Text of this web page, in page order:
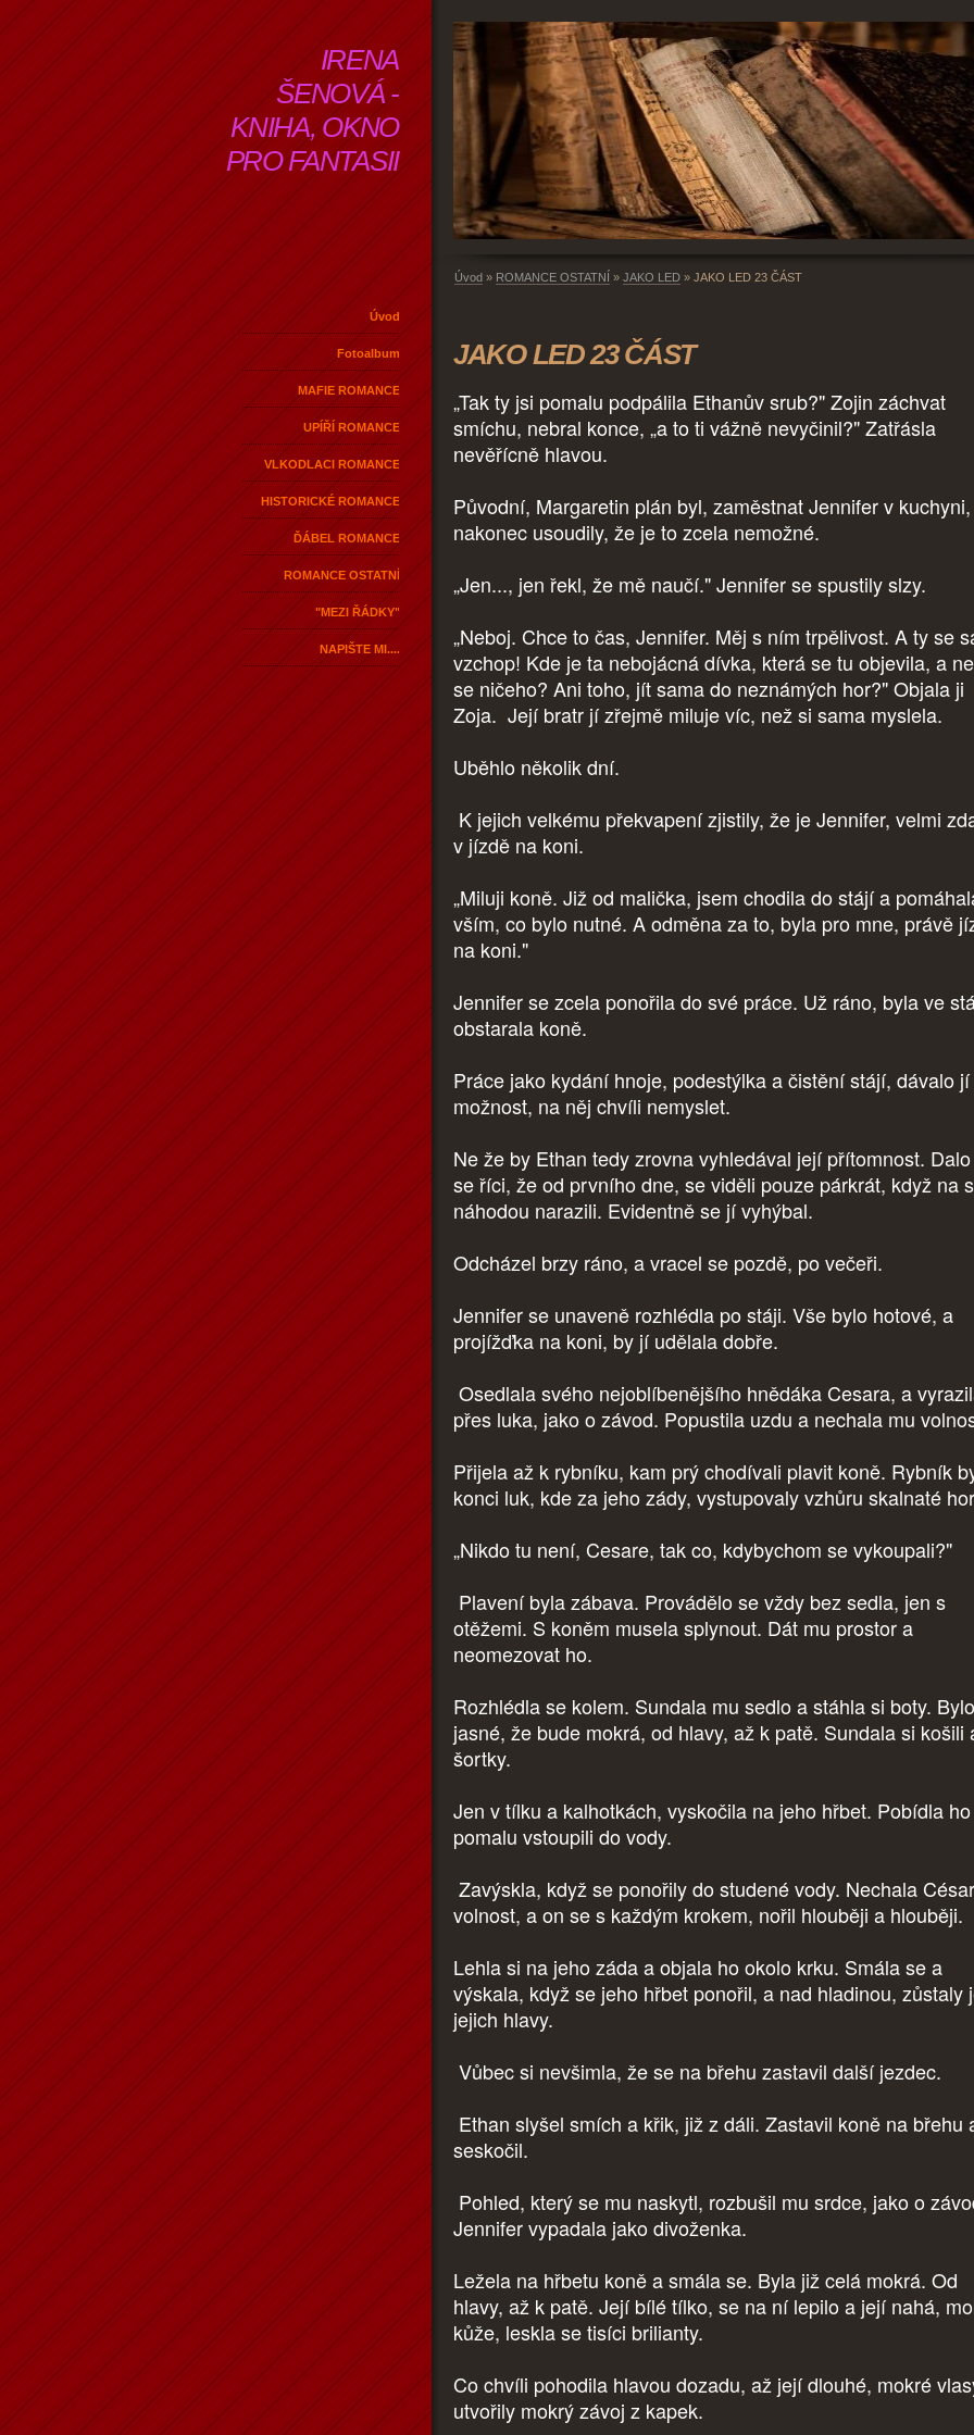
IRENA
ŠENOVÁ -
KNIHA, OKNO
PRO FANTASII
Úvod
Fotoalbum
MAFIE ROMANCE
UPÍŘÍ ROMANCE
VLKODLACI ROMANCE
HISTORICKÉ ROMANCE
ĎÁBEL ROMANCE
ROMANCE OSTATNÍ
"MEZI ŘÁDKY"
NAPIŠTE MI....
Úvod » ROMANCE OSTATNÍ » JAKO LED » JAKO LED 23 ČÁST
JAKO LED 23 ČÁST
„Tak ty jsi pomalu podpálila Ethanův srub?" Zojin záchvat
smíchu, nebral konce, „a to ti vážně nevyčinil?" Zatřásla
nevěřícně hlavou.
Původní, Margaretin plán byl, zaměstnat Jennifer v
nakonec usoudily, že je to zcela nemožné.
„Jen..., jen řekl, že mě naučí." Jennifer se spustily slzy.
„Neboj. Chce to čas, Jennifer. Měj s ním trpělivost. A ty se
vzchop! Kde je ta nebojácná dívka, která se tu objevila, a
se ničeho? Ani toho, jít sama do neznámých hor?" Objala ji
Zoja. Její bratr jí zřejmě miluje víc, než si sama myslela.
Uběhlo několik dní.
K jejich velkému překvapení zjistily, že je Jennifer, velmi
v jízdě na koni.
„Miluji koně. Již od malička, jsem chodila do stájí a
vším, co bylo nutné. A odměna za to, byla pro mne, právě
na koni."
Jennifer se zcela ponořila do své práce. Už ráno, byla ve
obstarala koně.
Práce jako kydání hnoje, podestýlka a čistění stájí, dávalo jí
možnost, na něj chvíli nemyslet.
Ne že by Ethan tedy zrovna vyhledával její přítomnost.
se říci, že od prvního dne, se viděli pouze párkrát, když na
náhodou narazili. Evidentně se jí vyhýbal.
Odcházel brzy ráno, a vracel se pozdě, po večeři.
Jennifer se unaveně rozhlédla po stáji. Vše bylo hotové, a
projížďka na koni, by jí udělala dobře.
Osedlala svého nejoblíbenějšího hnědáka Cesara, a
přes luka, jako o závod. Popustila uzdu a nechala mu
Přijela až k rybníku, kam prý chodívali plavit koně. Rybník
konci luk, kde za jeho zády, vystupovaly vzhůru skalnaté
„Nikdo tu není, Cesare, tak co, kdybychom se vykoupali?"
Plavení byla zábava. Provádělo se vždy bez sedla, jen s
otěžemi. S koněm musela splynout. Dát mu prostor a
neomezovat ho.
Rozhlédla se kolem. Sundala mu sedlo a stáhla si boty.
jasné, že bude mokrá, od hlavy, až k patě. Sundala si košili
šortky.
Jen v tílku a kalhotkách, vyskočila na jeho hřbet. Pobídla
pomalu vstoupili do vody.
Zavýskla, když se ponořily do studené vody. Nechala
volnost, a on se s každým krokem, nořil hlouběji a hlouběji.
Lehla si na jeho záda a objala ho okolo krku. Smála se a
výskala, když se jeho hřbet ponořil, a nad hladinou, zůstaly
jejich hlavy.
Vůbec si nevšimla, že se na břehu zastavil další jezdec.
Ethan slyšel smích a křik, již z dáli. Zastavil koně na břehu
seskočil.
Pohled, který se mu naskytl, rozbušil mu srdce, jako o
Jennifer vypadala jako divoženka.
Ležela na hřbetu koně a smála se. Byla již celá mokrá. Od
hlavy, až k patě. Její bílé tílko, se na ní lepilo a její nahá,
kůže, leskla se tisíci brilianty.
Co chvíli pohodila hlavou dozadu, až její dlouhé, mokré
utvořily mokrý závoj z kapek.